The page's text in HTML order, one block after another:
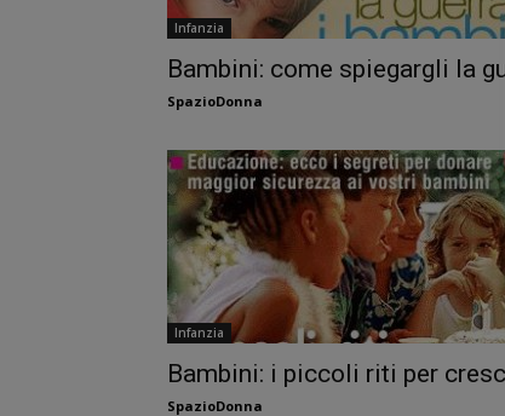
Infanzia
Bambini: come spiegargli la
SpazioDonna
Infanzia
Bambini: i piccoli riti per
SpazioDonna